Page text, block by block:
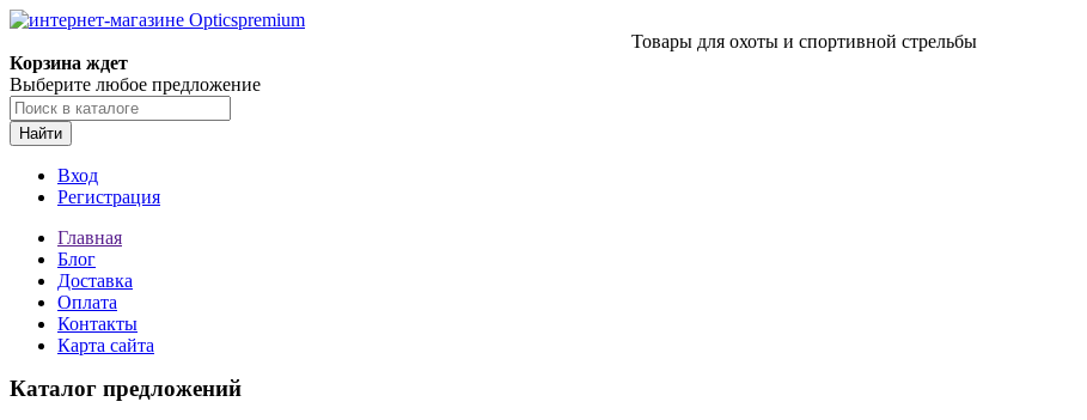
Товары для охоты и спортивной стрельбы
Корзина ждет
Выберите любое предложение
Найти
Вход
Регистрация
Главная
Блог
Доставка
Оплата
Контакты
Карта сайта
Каталог предложений